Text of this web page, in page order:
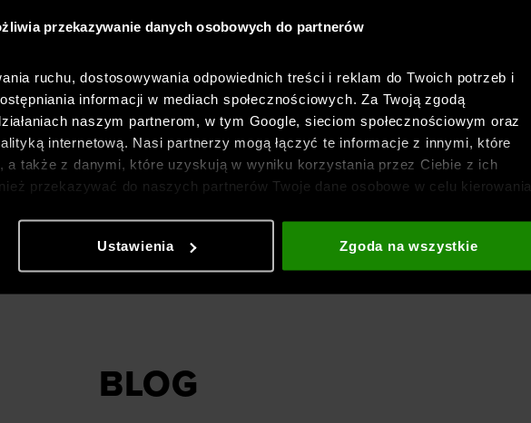
przekazywanie danych osobowych do partnerów
ruchu, dostosowywania odpowiednich treści i reklam do Twoich potrzeb i
informacji w mediach społecznościowych. Za Twoją zgodą
naszym partnerom, w tym Google, sieciom społecznościowym oraz
internetową. Nasi partnerzy mogą łączyć te informacje z innymi, które
a także z danymi, które uzyskują w wyniku korzystania przez Ciebie z ich
przekazywać do naszych partnerów Twoje dane osobowe w celu kierowania
znajdziesz w naszej
Polityce prywatnościoraz sekcji „Szczegóły”
Ustawienia Zgoda na wszystkie
BLOG